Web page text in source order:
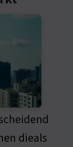
dieals